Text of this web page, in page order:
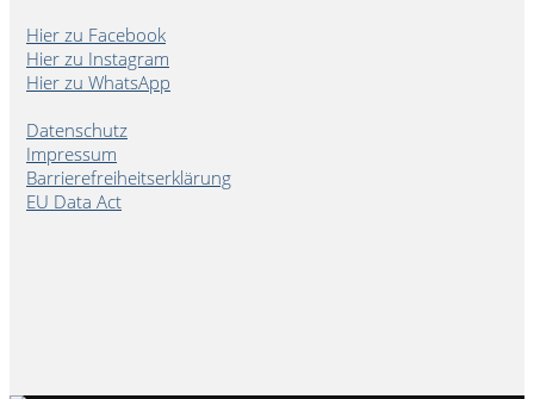
Hier zu Facebook
Hier zu Instagram
Hier zu WhatsApp
Datenschutz
Impressum
Barrierefreiheitserklärung
EU Data Act